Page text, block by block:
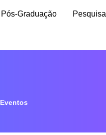
Pós-Graduação Pesquisa
Eventos